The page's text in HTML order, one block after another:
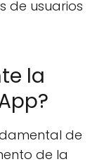
de usuarios
la
de
de la